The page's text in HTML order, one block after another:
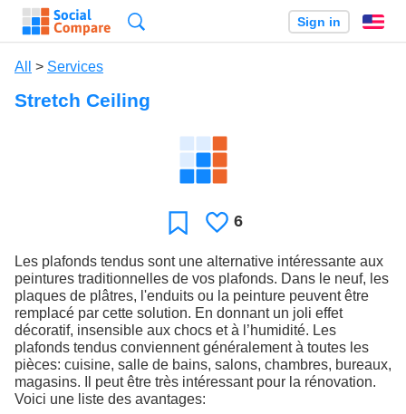
Sign in
All > Services
Stretch Ceiling
FavoriteLikes
6
Les plafonds tendus sont une alternative intéressante aux
peintures traditionnelles de vos plafonds. Dans le neuf, les
plaques de plâtres, l'enduits ou la peinture peuvent être
remplacé par cette solution. En donnant un joli effet
décoratif, insensible aux chocs et à l’humidité. Les
plafonds tendus conviennent généralement à toutes les
pièces: cuisine, salle de bains, salons, chambres, bureaux,
magasins. Il peut être très intéressant pour la rénovation.
Voici une liste des avantages: